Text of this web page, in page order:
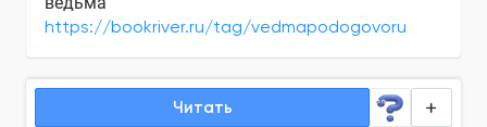
https://bookriver.ru/tag/vedmapodogovoru
Читать